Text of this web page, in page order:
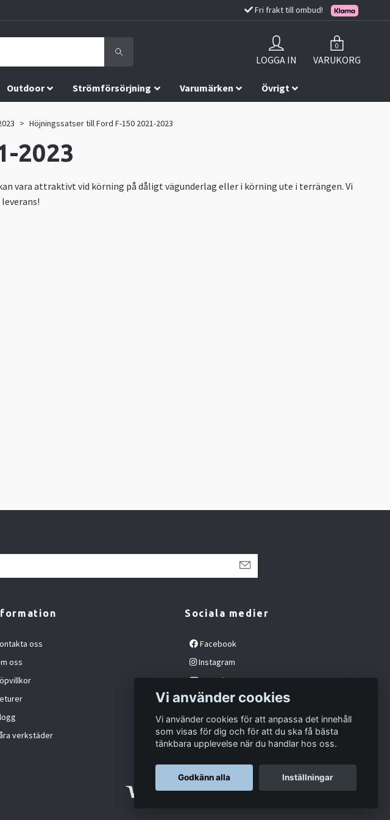
Fri frakt till ombud!
LOGGA IN
0
VARUKORG
Outdoor Strömförsörjning Varumärken Övrigt
Höjningssatser till Ford F-150 2021-2023
2023
vara attraktivt vid körning på dåligt vägunderlag eller i körning ute i terrängen. Vi
oss
oss
verkstäder
Sociala medier
Facebook
Instagram
YouTube
Vi använder cookies
Vi använder cookies för att anpassa det innehåll
som visas för dig och för att du ska få bästa
tänkbara upplevelse när du handlar hos oss.
Godkänn alla Inställningar